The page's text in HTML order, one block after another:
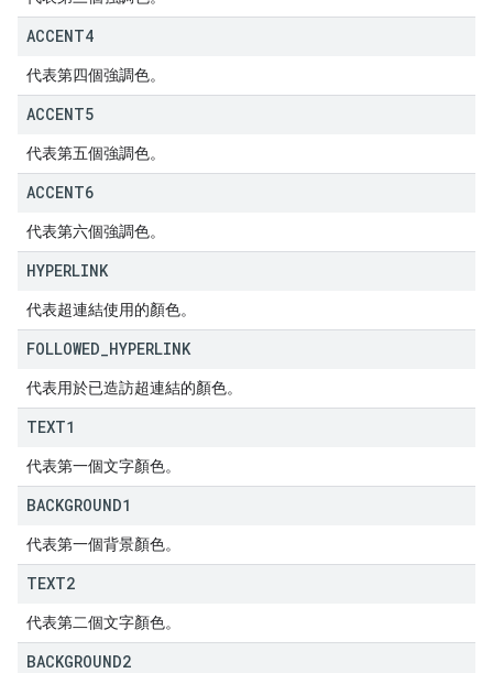
ACCENT4
代表第四個強調色。
ACCENT5
代表第五個強調色。
ACCENT6
代表第六個強調色。
HYPERLINK
代表超連結使用的顏色。
FOLLOWED HYPERLINK
代表用於已造訪超連結的顏色。
TEXT1
代表第一個文字顏色。
BACKGROUND1
代表第一個背景顏色。
TEXT2
代表第二個文字顏色。
BACKGROUND2